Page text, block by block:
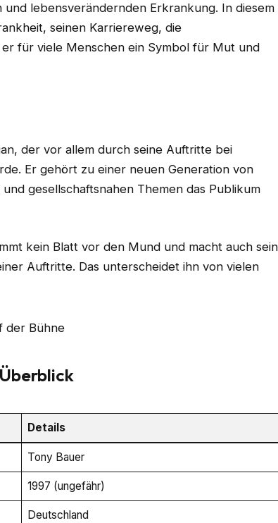
und lebensverändernden Erkrankung. In diesem
seinen Karriereweg, die
für viele Menschen ein Symbol für Mut und
der vor allem durch seine Auftritte bei
Er gehört zu einer neuen Generation von
gesellschaftsnahen Themen das Publikum
kein Blatt vor den Mund und macht auch
Auftritte. Das unterscheidet ihn von vielen
Details
Tony Bauer
1997 (ungefähr)
Deutschland